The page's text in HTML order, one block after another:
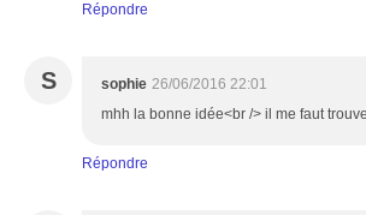
Répondre
S sophie 26/06/2016 22:01
mhh la bonne idée<br /> il me faut
Répondre